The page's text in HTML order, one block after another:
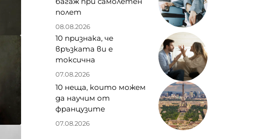
полет
08.08.2026
10 признака, че
връзката ви е
токсична
07.08.2026
10 неща, които можем
да научим от
французите
07.08.2026